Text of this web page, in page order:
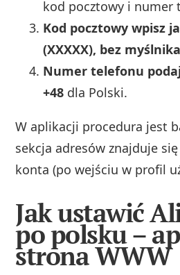
kod pocztowy i numer
Kod pocztowy wpisz
(XXXXX), bez
Numer telefonu
+48 dla Polski.
W aplikacji procedura jest
sekcja adresów znajduje
konta (po wejściu w profil
Jak ustawić
po polsku –
strona WWW